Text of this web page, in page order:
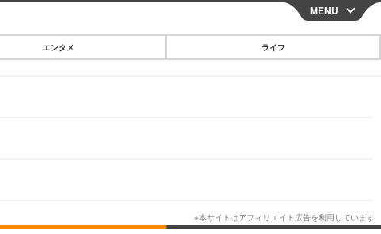
CLOSE
グルメ
MENU
エンタメ ライフ